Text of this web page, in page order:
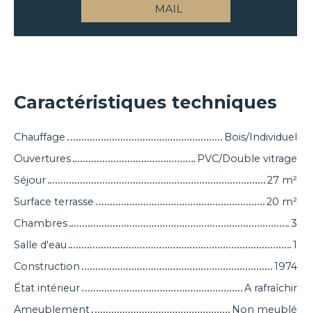
MAIL
Caractéristiques techniques
Chauffage
Bois/Individuel
Ouvertures
PVC/Double vitrage
Séjour
27 m²
Surface terrasse
20 m²
Chambres
3
Salle d'eau
1
Construction
1974
État intérieur
A rafraîchir
Ameublement
Non meublé